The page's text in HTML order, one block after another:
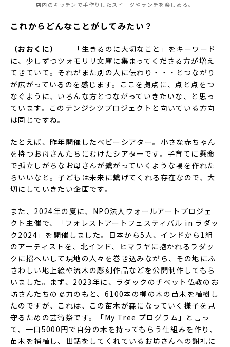
店内のキッチンで手作りしたスイーツやランチを楽しめる。
これからどんなことがしてみたい？
（おおくに）
「生きるのに大切なこと」をキーワード
に、少しずつツォモリリ文庫に集まってくださる方が増え
てきていて。それがまた別の人に伝わり・・・とつながり
が広がっているのを感じます。ここを拠点に、点と点をつ
なぐように、いろんな方とつながっていきたいな、と思っ
ています。このテンジシツプロジェクトと向いている方向
は同じですね。
たとえば、昨年開催したベビーシアター。小さな赤ちゃん
を持つお母さんたちにむけたシアターです。子育てに懸命
で孤立しがちなお母さんが繋がっていくような場を作れた
らいいなと。子どもは未来に繋げてくれる存在なので、大
切にしていきたい企画です。
また、2024年の夏に、NPO法人ウォールアートプロジェ
クト主催で、「フォレストアートフェスティバル in ラダッ
ク2024」を開催しました。日本から5人、インドから1組
のアーティストを、北インド、ヒマラヤに抱かれるラダッ
クに招へいして現地の人々を巻き込みながら、その地にふ
さわしい地上絵や流木の彫刻作品などを公開制作してもら
いました。まず、2023年に、ラダックのチベット仏教のお
坊さんたちの協力のもと、6100本の柳の木の苗木を植樹し
たのですが、これは、この苗木が森になっていく様子を見
守るための芸術祭です。「My Tree プログラム」と言っ
て、一口5000円で自分の木を持ってもらう仕組みを作り、
苗木を補植し、世話をしてくれているお坊さんへの謝礼に